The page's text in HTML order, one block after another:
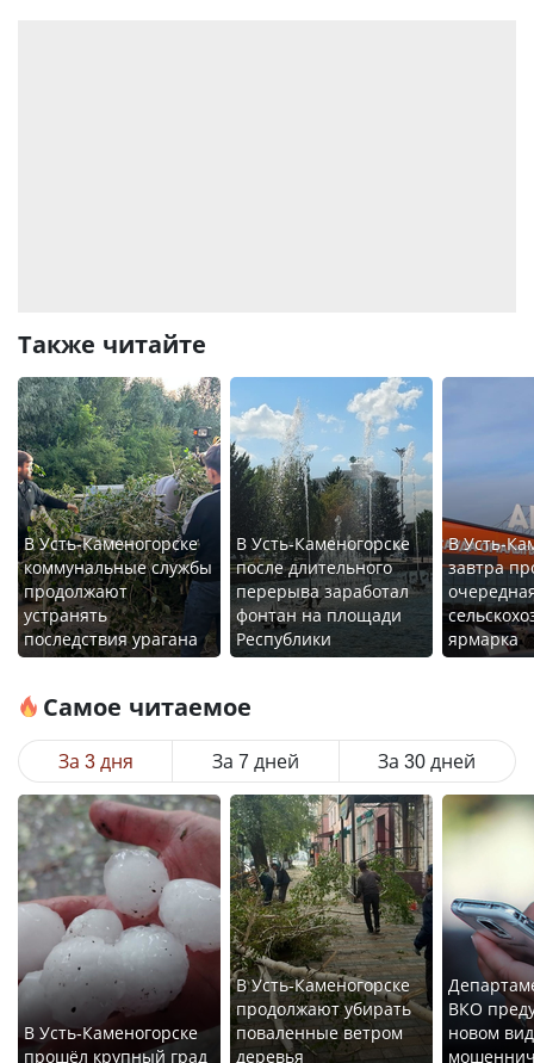
Также читайте
В Усть-Каменогорске
коммунальные службы
продолжают
устранять
последствия урагана
В Усть-Каменогорске
после длительного
перерыва заработал
фонтан на площади
Республики
В Усть-
завтра
ярмарка
Самое читаемое
За 3 дня
В Усть-Каменогорске
прошёл крупный град
В Усть-Каменогорске
продолжают убирать
поваленные ветром
деревья
ВКО
новом
За 7 дней За 30 дней